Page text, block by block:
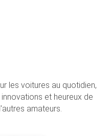
les voitures au quotidien,
et heureux de
amateurs.